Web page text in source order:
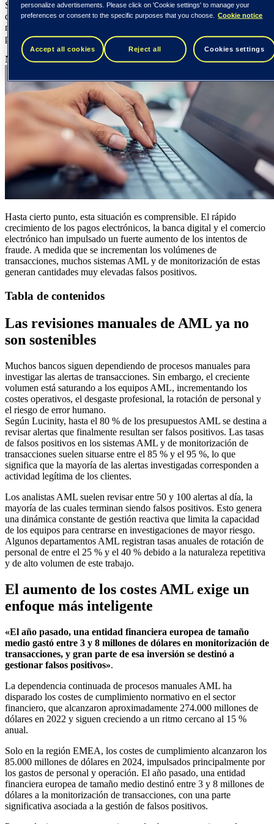
Sin embargo, muchas entidades, en gran medida, siguen
dependiendo de la ampliación de sus equipos AML y de la revisión
manual de transacciones, en lugar de invertir en tecnologías de
prevención del fraude más escalables.
Nicholas Yip8 julio 2026Lectura de {number} min
Hasta cierto punto, esta situación es comprensible. El rápido
crecimiento de los pagos electrónicos, la banca digital y el comercio
electrónico han impulsado un fuerte aumento de los intentos de
fraude. A medida que se incrementan los volúmenes de
transacciones, muchos sistemas AML y de monitorización de estas
generan cantidades muy elevadas falsos positivos.
Tabla de contenidos
Las revisiones manuales de AML ya no
son sostenibles
Muchos bancos siguen dependiendo de procesos manuales para
investigar las alertas de transacciones. Sin embargo, el creciente
volumen está saturando a los equipos AML, incrementando los
costes operativos, el desgaste profesional, la rotación de personal y
el riesgo de error humano.
Según Lucinity, hasta el 80 % de los presupuestos AML se destina a
revisar alertas que finalmente resultan ser falsos positivos. Las tasas
de falsos positivos en los sistemas AML y de monitorización de
transacciones suelen situarse entre el 85 % y el 95 %, lo que
significa que la mayoría de las alertas investigadas corresponden a
actividad legítima de los clientes.
Los analistas AML suelen revisar entre 50 y 100 alertas al día, la
mayoría de las cuales terminan siendo falsos positivos. Esto genera
una dinámica constante de gestión reactiva que limita la capacidad
de los equipos para centrarse en investigaciones de mayor riesgo.
Algunos departamentos AML registran tasas anuales de rotación de
personal de entre el 25 % y el 40 % debido a la naturaleza repetitiva
y de alto volumen de este trabajo.
El aumento de los costes AML exige un
enfoque más inteligente
«El año pasado, una entidad financiera europea de tamaño
medio gastó entre 3 y 8 millones de dólares en monitorización de
transacciones, y gran parte de esa inversión se destinó a
gestionar falsos positivos».
La dependencia continuada de procesos manuales AML ha
disparado los costes de cumplimiento normativo en el sector
financiero, que alcanzaron aproximadamente 274.000 millones de
dólares en 2022 y siguen creciendo a un ritmo cercano al 15 %
anual.
Solo en la región EMEA, los costes de cumplimiento alcanzaron los
85.000 millones de dólares en 2024, impulsados principalmente por
los gastos de personal y operación. El año pasado, una entidad
financiera europea de tamaño medio destinó entre 3 y 8 millones de
dólares a la monitorización de transacciones, con una parte
significativa asociada a la gestión de falsos positivos.
personalize advertisements. Please click on 'Cookie settings' to manage your
preferences or consent to the specific purposes that you choose.
Cookie notice
Accept all cookies Reject all Cookies settings